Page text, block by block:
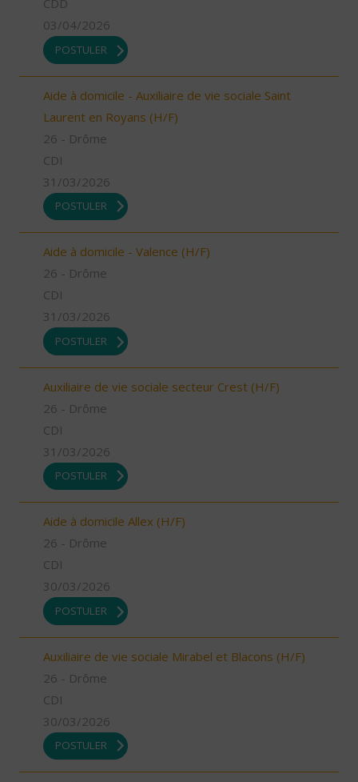
CDD
03/04/2026
POSTULER
Aide à domicile - Auxiliaire de vie sociale Saint
Laurent en Royans (H/F)
26 - Drôme
CDI
31/03/2026
POSTULER
Aide à domicile - Valence (H/F)
26 - Drôme
CDI
31/03/2026
POSTULER
Auxiliaire de vie sociale secteur Crest (H/F)
26 - Drôme
CDI
31/03/2026
POSTULER
Aide à domicile Allex (H/F)
26 - Drôme
CDI
30/03/2026
POSTULER
Auxiliaire de vie sociale Mirabel et Blacons (H/F)
26 - Drôme
CDI
30/03/2026
POSTULER